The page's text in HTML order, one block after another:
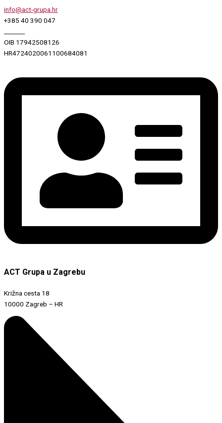
info@act-grupa.hr
+385 40 390 047
OIB 17942508126
HR4724020061100684081
ACT Grupa u Zagrebu
Križna cesta 18
10000 Zagreb – HR